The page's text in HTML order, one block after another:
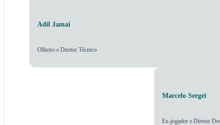
Adil Jamai
Olheiro e Diretor Técnico
Marcelo Sergei
Ex-jogador e Diretor